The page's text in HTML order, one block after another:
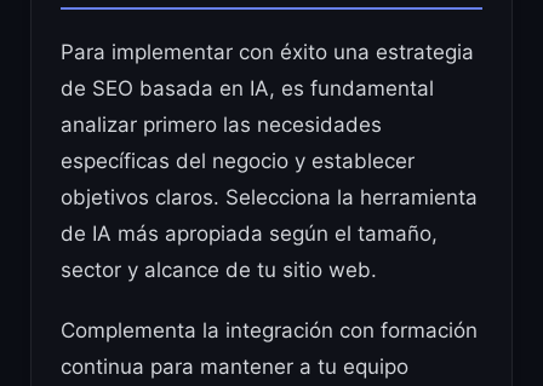
Para implementar con éxito una estrategia
de SEO basada en IA, es fundamental
analizar primero las necesidades
específicas del negocio y establecer
objetivos claros. Selecciona la herramienta
de IA más apropiada según el tamaño,
sector y alcance de tu sitio web.
Complementa la integración con formación
continua para mantener a tu equipo